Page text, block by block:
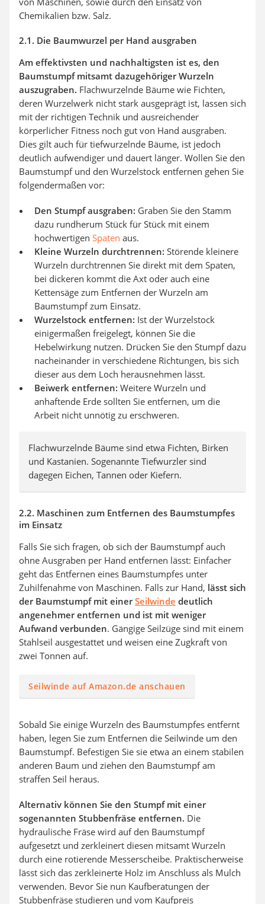
Chemikalien bzw. Salz.
2.1. Die Baumwurzel per Hand ausgraben
Am effektivsten und nachhaltigsten ist es, den
Baumstumpf mitsamt dazugehöriger Wurzeln
auszugraben. Flachwurzelnde Bäume wie Fichten,
deren Wurzelwerk nicht stark ausgeprägt ist, lassen sich
mit der richtigen Technik und ausreichender
körperlicher Fitness noch gut von Hand ausgraben.
Dies gilt auch für tiefwurzelnde Bäume, ist jedoch
deutlich aufwendiger und dauert länger. Wollen Sie den
Baumstumpf und den Wurzelstock entfernen gehen Sie
folgendermaßen vor:
Den Stumpf ausgraben: Graben Sie den Stamm
dazu rundherum Stück für Stück mit einem
hochwertigen Spaten aus.
Kleine Wurzeln durchtrennen: Störende kleinere
Wurzeln durchtrennen Sie direkt mit dem Spaten,
bei dickeren kommt die Axt oder auch eine
Kettensäge zum Entfernen der Wurzeln am
Baumstumpf zum Einsatz.
Wurzelstock entfernen: Ist der Wurzelstock
einigermaßen freigelegt, können Sie die
Hebelwirkung nutzen. Drücken Sie den Stumpf dazu
nacheinander in verschiedene Richtungen, bis sich
dieser aus dem Loch herausnehmen lässt.
Beiwerk entfernen: Weitere Wurzeln und
anhaftende Erde sollten Sie entfernen, um die
Arbeit nicht unnötig zu erschweren.
Flachwurzelnde Bäume sind etwa Fichten, Birken
und Kastanien. Sogenannte Tiefwurzler sind
dagegen Eichen, Tannen oder Kiefern.
2.2. Maschinen zum Entfernen des Baumstumpfes
im Einsatz
Falls Sie sich fragen, ob sich der Baumstumpf auch
ohne Ausgraben per Hand entfernen lässt: Einfacher
geht das Entfernen eines Baumstumpfes unter
Zuhilfenahme von Maschinen. Falls zur Hand, lässt sich
der Baumstumpf mit einerSeilwinde deutlich
angenehmer entfernen und ist mit weniger
Aufwand verbunden. Gängige Seilzüge sind mit einem
Stahlseil ausgestattet und weisen eine Zugkraft von
zwei Tonnen auf.
Seilwinde auf Amazon.de anschauen
Sobald Sie einige Wurzeln des Baumstumpfes entfernt
haben, legen Sie zum Entfernen die Seilwinde um den
Baumstumpf. Befestigen Sie sie etwa an einem stabilen
anderen Baum und ziehen den Baumstumpf am
straffen Seil heraus.
Alternativ können Sie den Stumpf mit einer
sogenannten Stubbenfräse entfernen. Die
hydraulische Fräse wird auf den Baumstumpf
aufgesetzt und zerkleinert diesen mitsamt Wurzeln
durch eine rotierende Messerscheibe. Praktischerweise
lässt sich das zerkleinerte Holz im Anschluss als Mulch
verwenden. Bevor Sie nun Kaufberatungen der
Stubbenfräse studieren und vom Kaufpreis